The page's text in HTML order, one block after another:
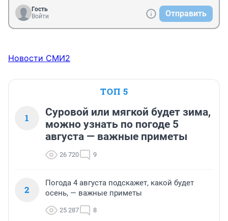
Гость
Войти
Отправить
Новости СМИ2
ТОП 5
1
Суровой или мягкой будет зима,
можно узнать по погоде 5
августа — важные приметы
26 720 9
2
Погода 4 августа подскажет, какой будет
осень, — важные приметы
25 287 8